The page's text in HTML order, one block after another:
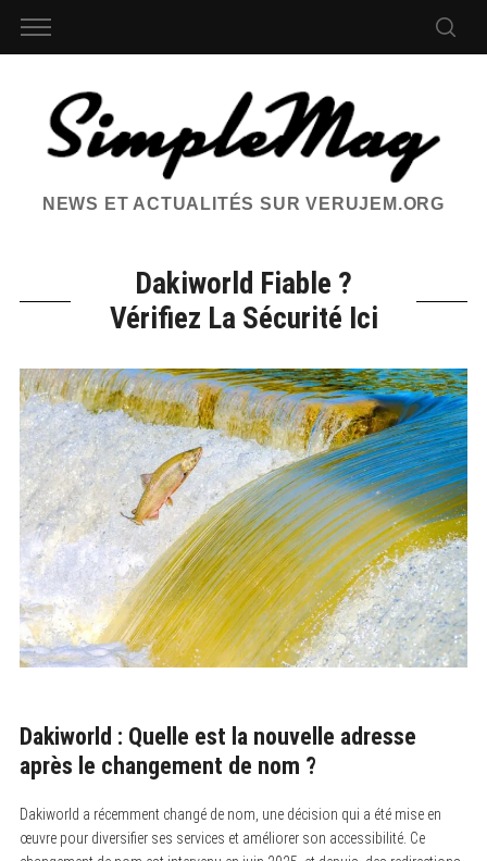
NEWS ET ACTUALITÉS SUR VERUJEM.ORG
Dakiworld Fiable ?
Vérifiez La Sécurité Ici
Dakiworld : Quelle est la nouvelle adresse
après le changement de nom ?
Dakiworld a récemment changé de nom, une décision qui a été mise en
œuvre pour diversifier ses services et améliorer son accessibilité. Ce